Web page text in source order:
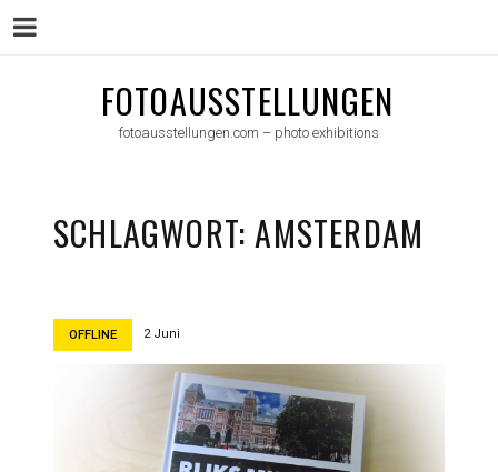
FOTOAUSSTELLUNGEN
fotoausstellungen.com – photo exhibitions
SCHLAGWORT:AMSTERDAM
OFFLINE 2 Juni
Menu